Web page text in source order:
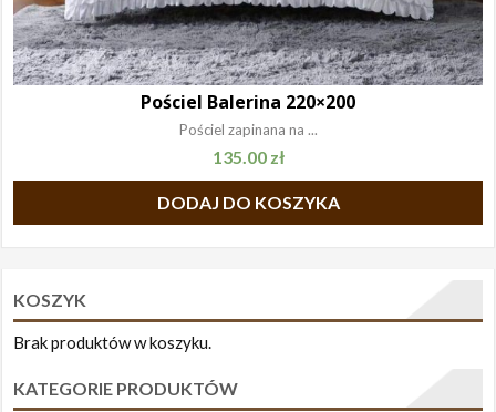
Pościel Balerina 220×200
Pościel zapinana na ...
135.00 zł
DODAJ DO KOSZYKA
KOSZYK
Brak produktów w koszyku.
KATEGORIE PRODUKTÓW